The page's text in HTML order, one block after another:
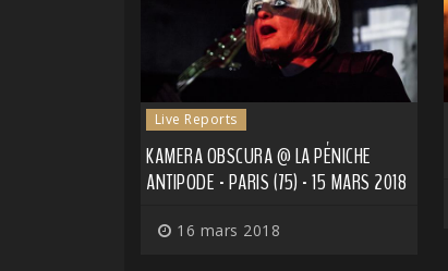
Live Reports
KAMERA OBSCURA @ LA PÉNICHE
ANTIPODE - PARIS (75) - 15 MARS 2018
16 mars 2018